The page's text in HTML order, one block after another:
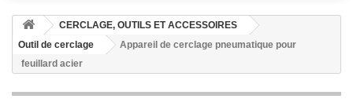
CERCLAGE, OUTILS ET ACCESSOIRES
Outil de cerclage
Appareil de cerclage pneumatique pour
feuillard acier